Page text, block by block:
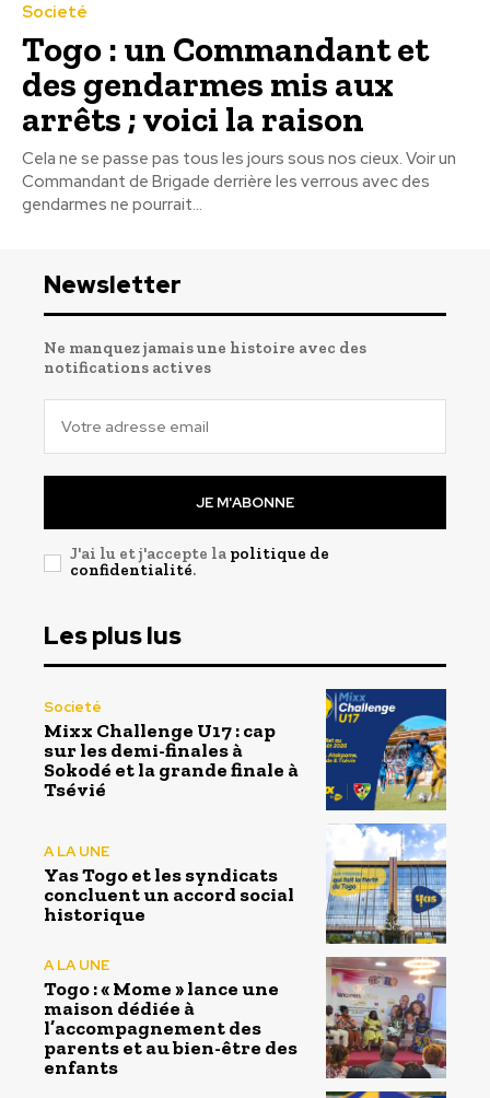
Societé
Togo : un Commandant et
des gendarmes mis aux
arrêts ; voici la raison
Cela ne se passe pas tous les jours sous nos cieux. Voir un
Commandant de Brigade derrière les verrous avec des
gendarmes ne pourrait...
Newsletter
Ne manquez jamais une histoire avec des
notifications actives
JE M'ABONNE
J'ai lu et j'accepte la politique de
confidentialité.
Les plus lus
Societé
Mixx Challenge U17 : cap
sur les demi-finales à
Sokodé et la grande finale à
Tsévié
A LA UNE
Yas Togo et les syndicats
concluent un accord social
historique
A LA UNE
Togo : « Mome » lance une
maison dédiée à
l’accompagnement des
parents et au bien-être des
enfants